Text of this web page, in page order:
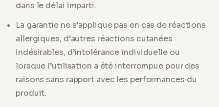
dans le délai imparti.
La garantie ne s’applique pas en cas de réactions
allergiques, d’autres réactions cutanées
indésirables, d’intolérance individuelle ou
lorsque l’utilisation a été interrompue pour des
raisons sans rapport avec les performances du
produit.